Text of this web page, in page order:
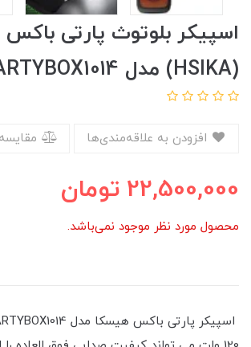
اسپیکر بلوتوث پارتی
(HSIKA) مدل PARTYBOX1014
22,500,000 تومان
محصول مورد نظر موجود نمی‌باشد.